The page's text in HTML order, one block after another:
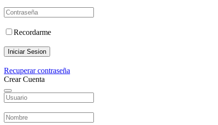
Recordarme
Iniciar Sesion
Recuperar contraseña
Crear Cuenta